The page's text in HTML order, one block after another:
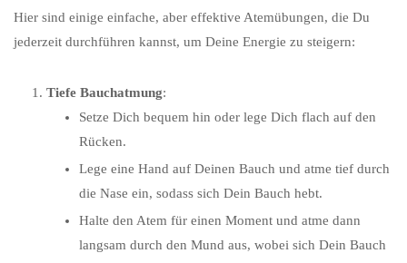
Hier sind einige einfache, aber effektive Atemübungen, die Du
jederzeit durchführen kannst, um Deine Energie zu steigern:
Tiefe Bauchatmung:
Setze Dich bequem hin oder lege Dich flach auf den
Rücken.
Lege eine Hand auf Deinen Bauch und atme tief durch
die Nase ein, sodass sich Dein Bauch hebt.
Halte den Atem für einen Moment und atme dann
langsam durch den Mund aus, wobei sich Dein Bauch